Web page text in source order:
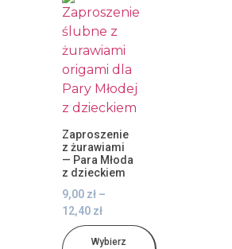
Zaproszenie
z żurawiami
— Para Młoda
z dzieckiem
9,00 zł –
12,40 zł
Wybierz